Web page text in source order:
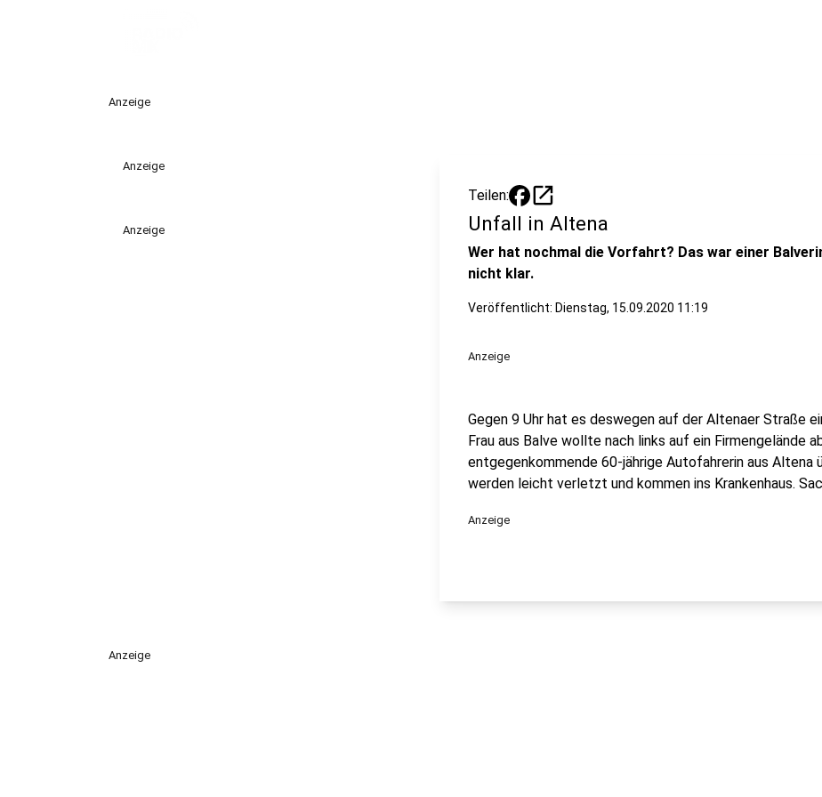
Anzeige
Anzeige
Anzeige
Teilen: open_in_new
Unfall in Altena
Wer hat nochmal die Vorfahrt? Das war einer
nicht klar.
Veröffentlicht: Dienstag, 15.09.2020 11:19
Anzeige
Gegen 9 Uhr hat es deswegen auf der Altenaer Straße
Frau aus Balve wollte nach links auf ein Firmengelände
entgegenkommende 60-jährige Autofahrerin aus Altena
werden leicht verletzt und kommen ins Krankenhaus.
Anzeige
Anzeige